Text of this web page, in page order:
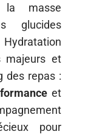
la masse
glucides
majeurs et
des repas :
et
pour